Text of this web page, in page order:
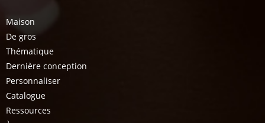
Maison
De gros
Thématique
Dernière conception
Personnaliser
Catalogue
Ressources